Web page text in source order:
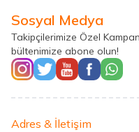
Sosyal Medya
Takipçilerimize Özel
bültenimize abone olun!
Adres & İletişim